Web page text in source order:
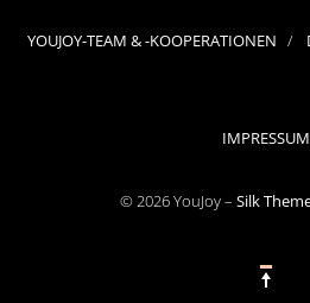
YOUJOY-TEAM & -KOOPERATIONEN
IMPRESSUM
© 2026 YouJoy – Silk